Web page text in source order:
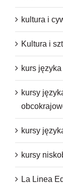
kultura i
Kultura i
kurs
kursy
kursy
kursy
La Linea